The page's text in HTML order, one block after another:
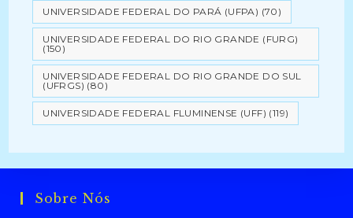
UNIVERSIDADE FEDERAL DO PARÁ (UFPA) (70)
UNIVERSIDADE FEDERAL DO RIO GRANDE (FURG)
(150)
UNIVERSIDADE FEDERAL DO RIO GRANDE DO SUL
(UFRGS) (80)
UNIVERSIDADE FEDERAL FLUMINENSE (UFF) (119)
Sobre Nós